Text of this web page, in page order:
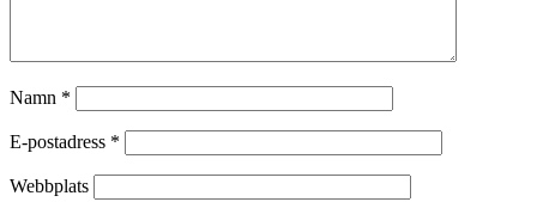
Namn *
E-postadress *
Webbplats